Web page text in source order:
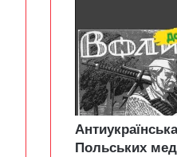
Польських